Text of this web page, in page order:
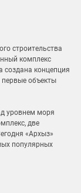
строительства
комплекс
создана концепция
первые объекты
уровнем моря
две
«Архыз»
популярных